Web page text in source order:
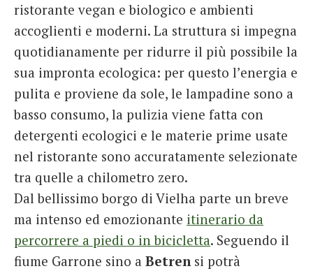
ristorante vegan e biologico e ambienti
accoglienti e moderni. La struttura si impegna
quotidianamente per ridurre il più possibile la
sua impronta ecologica: per questo l’energia e
pulita e proviene da sole, le lampadine sono a
basso consumo, la pulizia viene fatta con
detergenti ecologici e le materie prime usate
nel ristorante sono accuratamente selezionate
tra quelle a chilometro zero.
Dal bellissimo borgo di Vielha parte un breve
ma intenso ed emozionante itinerario da
percorrere a piedi o in bicicletta. Seguendo il
fiume Garrone sino a Betrensi potrà